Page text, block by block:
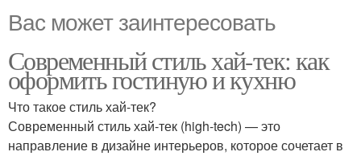
Вас может заинтересовать
Современный стиль хай-тек: как
оформить гостиную и кухню
Что такое стиль хай-тек?
Современный стиль хай-тек (high-tech) — это
направление в дизайне интерьеров, которое сочетает в